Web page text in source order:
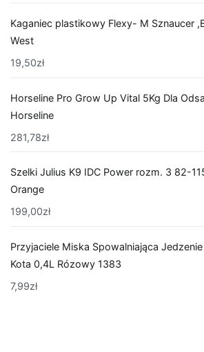
Kaganiec plastikowy Flexy- M Sznaucer
West
19,50zł
Horseline Pro Grow Up Vital 5Kg Dla
Horseline
281,78zł
Szelki Julius K9 IDC Power rozm. 3 82-
Orange
199,00zł
Przyjaciele Miska Spowalniająca Jedzenie
Kota 0,4L Rózowy 1383
7,99zł